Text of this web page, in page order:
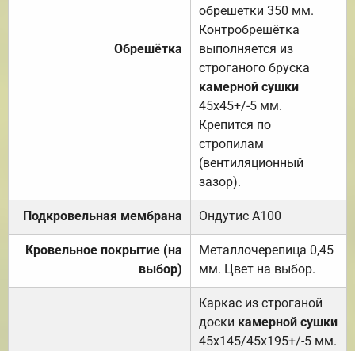
Обрешётка
обрешетки 350 мм.
Контробрешётка
выполняется из
строганого бруска
камерной сушки
45х45+/-5 мм.
Крепится по
стропилам
(вентиляционный
зазор).
Подкровельная мембрана Ондутис А100
Кровельное покрытие (на
выбор)
Металлочерепица 0,45
мм. Цвет на выбор.
Каркас из строганой
доски камерной сушки
45х145/45х195+/-5 мм.